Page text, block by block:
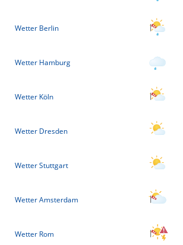
Wetter Berlin
Wetter Hamburg
Wetter Köln
Wetter Dresden
Wetter Stuttgart
Wetter Amsterdam
Wetter Rom